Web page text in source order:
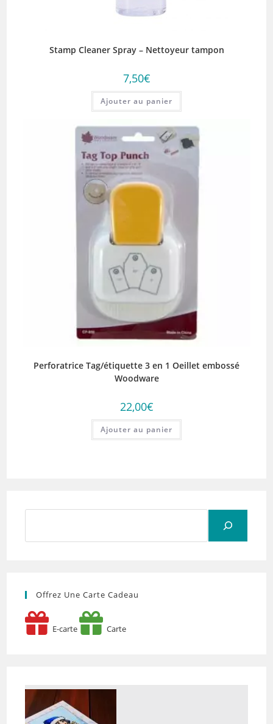
Stamp Cleaner Spray – Nettoyeur tampon
7,50€
Ajouter au panier
Perforatrice Tag/étiquette 3 en 1 Oeillet embossé
Woodware
22,00€
Ajouter au panier
Offrez Une Carte Cadeau
E-carte Carte